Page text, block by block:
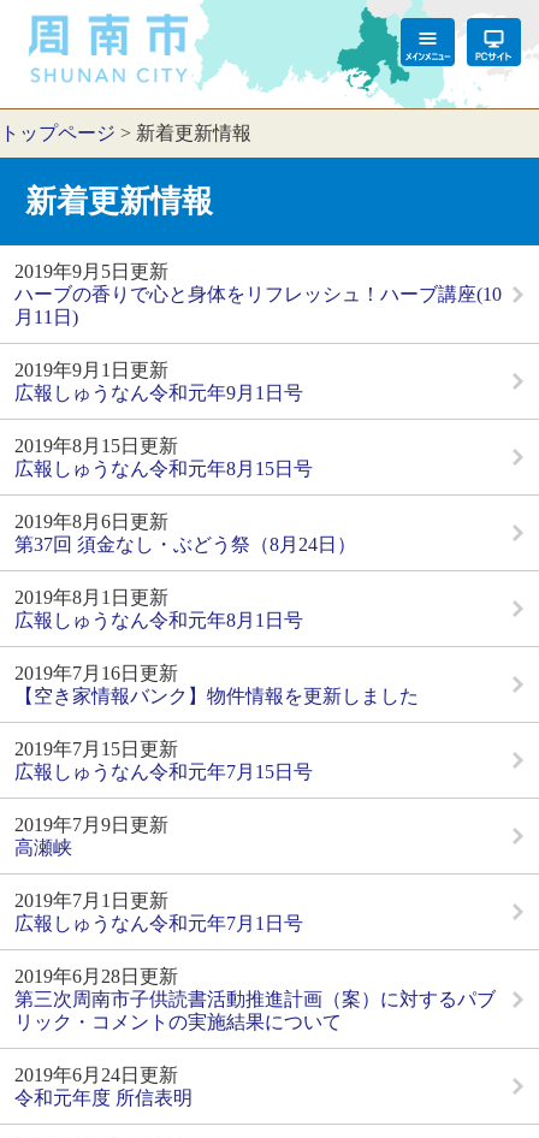
トップページ > 新着更新情報
新着更新情報
2019年9月5日更新
ハーブの香りで心と身体をリフレッシュ！ハーブ講座(10
月11日)
2019年9月1日更新
広報しゅうなん令和元年9月1日号
2019年8月15日更新
広報しゅうなん令和元年8月15日号
2019年8月6日更新
第37回 須金なし・ぶどう祭（8月24日）
2019年8月1日更新
広報しゅうなん令和元年8月1日号
2019年7月16日更新
【空き家情報バンク】物件情報を更新しました
2019年7月15日更新
広報しゅうなん令和元年7月15日号
2019年7月9日更新
高瀬峡
2019年7月1日更新
広報しゅうなん令和元年7月1日号
2019年6月28日更新
第三次周南市子供読書活動推進計画（案）に対するパブ
リック・コメントの実施結果について
2019年6月24日更新
令和元年度 所信表明